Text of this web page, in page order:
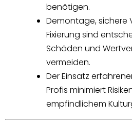
benötigen.
Demontage, sichere
Fixierung sind
Schäden und
vermeiden.
Der Einsatz
Profis minimiert
empfindlichem